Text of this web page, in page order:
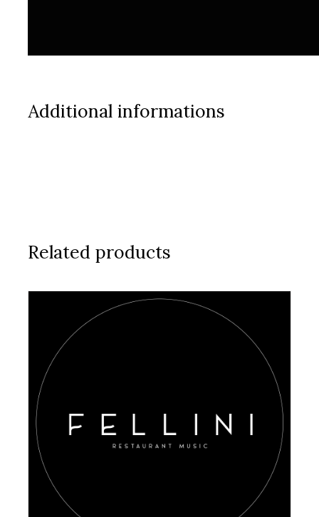
Additional informations
Related products
AGGIUNGI AL CARRELLO DETAILS